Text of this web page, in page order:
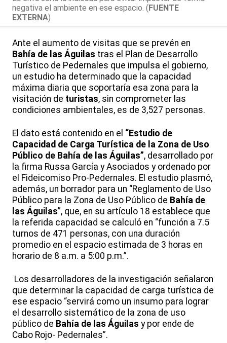
negativa el ambiente en ese espacio. (FUENTE
EXTERNA)
Ante el aumento de visitas que se prevén en
Bahía de las Águilas tras el Plan de Desarrollo
Turístico de Pedernales que impulsa el gobierno,
un estudio ha determinado que la capacidad
máxima diaria que soportaría esa zona para la
visitación de turistas, sin comprometer las
condiciones ambientales, es de 3,527 personas.
El dato está contenido en el “Estudio de
Capacidad de Carga Turística de la Zona de Uso
Público de Bahía de las Águilas”, desarrollado por
la firma Russa García y Asociados y ordenado por
el Fideicomiso Pro-Pedernales. El estudio plasmó,
además, un borrador para un “Reglamento de Uso
Público para la Zona de Uso Público de Bahía de
las Águilas”, que, en su artículo 18 establece que
la referida capacidad se calculó en “función a 7.5
turnos de 471 personas, con una duración
promedio en el espacio estimada de 3 horas en
horario de 8 a.m. a 5:00 p.m.”.
Los desarrolladores de la investigación señalaron
que determinar la capacidad de carga turística de
ese espacio “servirá como un insumo para lograr
el desarrollo sistemático de la zona de uso
público de Bahía de las Águilas y por ende de
Cabo Rojo- Pedernales”.